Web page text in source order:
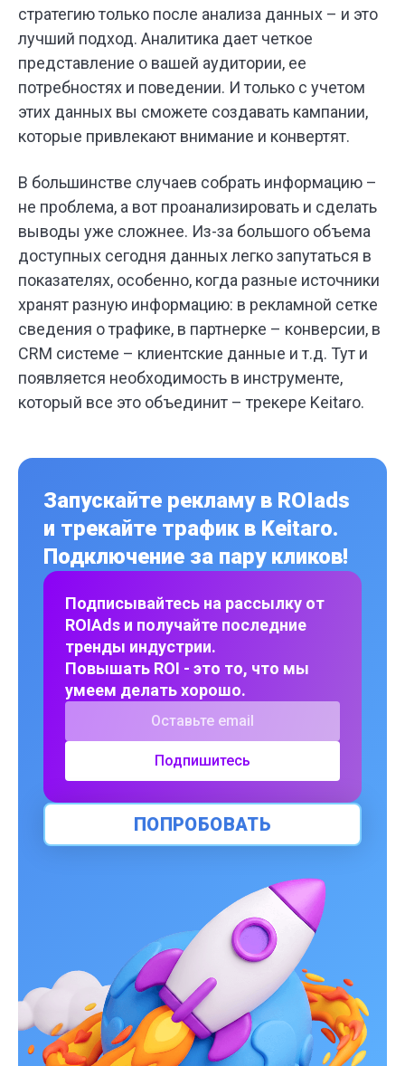
стратегию только после анализа данных – и это
лучший подход. Аналитика дает четкое
представление о вашей аудитории, ее
потребностях и поведении. И только с учетом
этих данных вы сможете создавать кампании,
которые привлекают внимание и конвертят.
В большинстве случаев собрать информацию –
не проблема, а вот проанализировать и сделать
выводы уже сложнее. Из-за большого объема
доступных сегодня данных легко запутаться в
показателях, особенно, когда разные источники
хранят разную информацию: в рекламной сетке
сведения о трафике, в партнерке – конверсии, в
CRM системе – клиентские данные и т.д. Тут и
появляется необходимость в инструменте,
который все это объединит – трекере Keitaro.
Запускайте рекламу в ROIads
и трекайте трафик в Keitaro.
Подключение за пару кликов!
Подписывайтесь на рассылку от
ROIAds и получайте последние
тренды индустрии.
Повышать ROI - это то, что мы
умеем делать хорошо.
Подпишитесь
ПОПРОБОВАТЬ